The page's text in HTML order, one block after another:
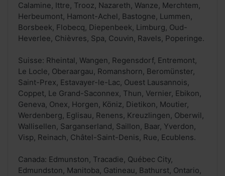
Calamine, Ittre, Trooz, Nazareth, Wanze, Merchtem,
Herbeumont, Hamont-Achel, Bastogne, Lummen,
Borsbeek, Flobecq, Diepenbeek, Limburg, Oud-
Heverlee, Chièvres, Spa, Couvin, Ravels, Poperinge.
Suisse: Rheintal, Wangen, Regensdorf, Entremont,
Le Locle, Oberaargau, Romanshorn, Beromünster,
Saint-Prex, Estavayer-le-Lac, Ouest Lausannois,
Coppet, Le Grand-Saconnex, Thun, Vernier, Ebikon,
Geneva, Onex, Horgen, Köniz, Dietikon, Moutier,
Werdenberg, Eglisau, Renens, Kreuzlingen, Oberwil,
Wallisellen, Sarganserland, Saillon, Baar, Yverdon,
Visp, Reinach, Châtel-Saint-Denis, Rue, Ecublens.
Canada: Edmunston, Tracadie, Québec City,
Edmundston, Manitoba, Gatineau, Bathurst, Ontario,